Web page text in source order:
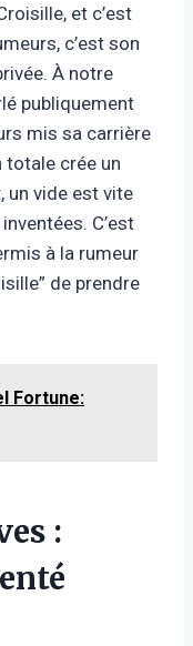
et c’est
c’est son
À notre
publiquement
mis sa carrière
totale crée un
un vide est vite
C’est
à la rumeur
de prendre
Fortune:
: